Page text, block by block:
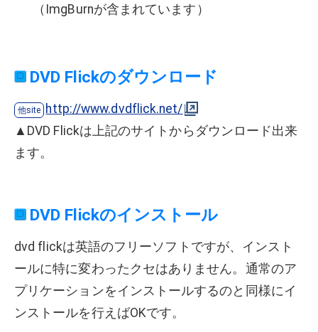
（ImgBurnが含まれています）
DVD Flickのダウンロード
http://www.dvdflick.net/
▲DVD Flickは上記のサイトからダウンロード出来
ます。
DVD Flickのインストール
dvd flickは英語のフリーソフトですが、インスト
ールに特に変わったクセはありません。通常のア
プリケーションをインストールするのと同様にイ
ンストールを行えばOKです。